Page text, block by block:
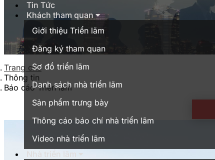
Tin Tức
Khách tham quan
Giới thiệu Triển lãm
Đăng ký tham quan
Sơ đồ triển lãm
Danh sách nhà triển lãm
Sản phẩm trưng bày
Thông cáo báo chí nhà triển lãm
Video nhà triển lãm
Nhà triển lãm
Trang chủ
Thông tin
Báo cáo Triển lãm